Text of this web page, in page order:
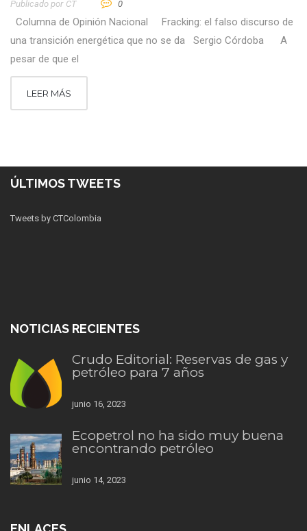
Publicado por CT 0
Columna de Opinión Nacional Fracking: el falso discurso de
una transición energética que no se da Sergio Córdoba A
pesar de que el
LEER MÁS
ÚLTIMOS TWEETS
Tweets by CTColombia
NOTICIAS RECIENTES
Crudo Editorial: Reservas de gas y
petróleo para 7 años
junio 16, 2023
Ecopetrol no ha sido muy buena
encontrando petróleo
junio 14, 2023